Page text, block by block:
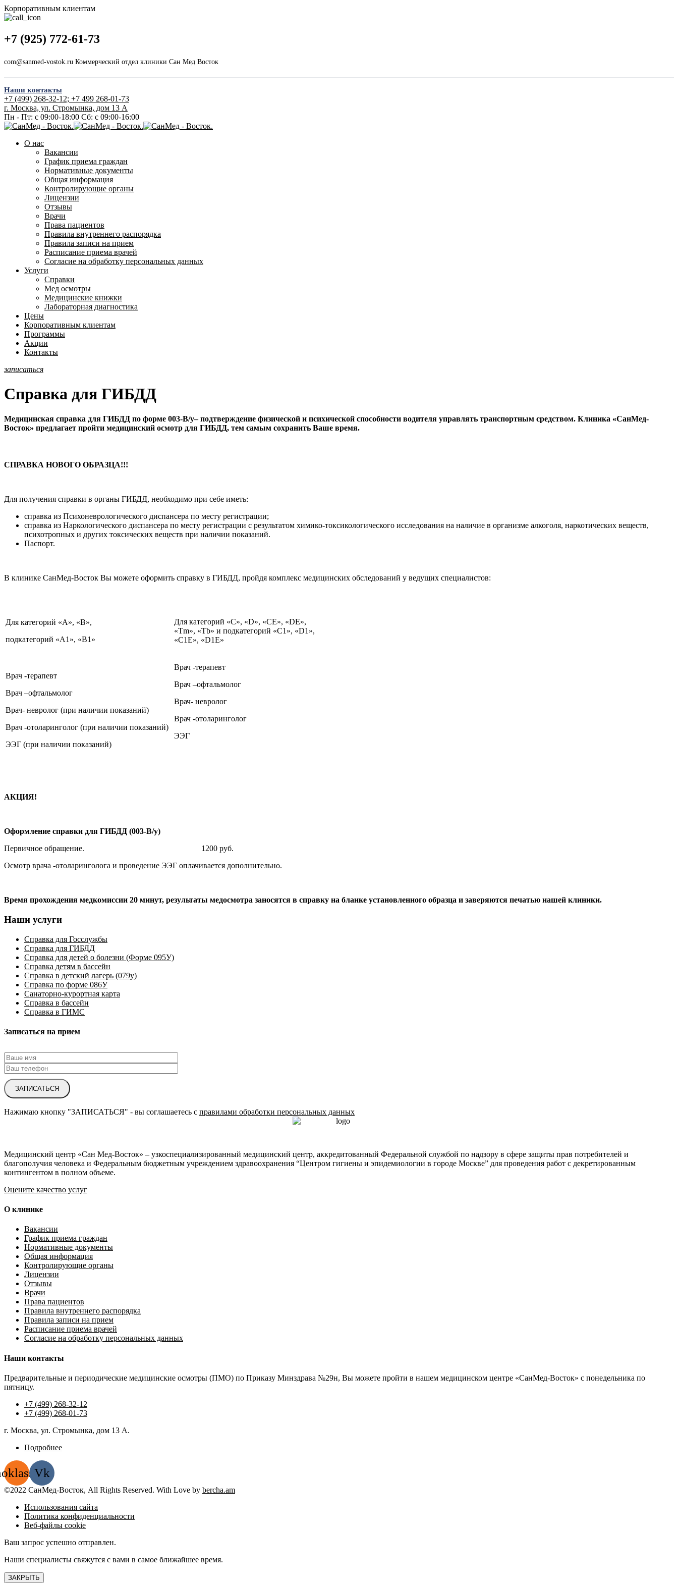
Корпоративным клиентам
+7 (925) 772-61-73
com@sanmed-vostok.ru Коммерческий отдел клиники Сан Мед Восток
Наши контакты
+7 (499) 268-32-12; +7 499 268-01-73
г. Москва, ул. Стромынка, дом 13 А
Пн - Пт: с 09:00-18:00 Сб: с 09:00-16:00
О нас
Вакансии
График приема граждан
Нормативные документы
Общая информация
Контролирующие органы
Лицензии
Отзывы
Врачи
Права пациентов
Правила внутреннего распорядка
Правила записи на прием
Расписание приема врачей
Согласие на обработку персональных данных
Услуги
Справки
Мед осмотры
Медицинские книжки
Лабораторная диагностика
Цены
Корпоративным клиентам
Программы
Акции
Контакты
записаться
Справка для ГИБДД
Медицинская справка для ГИБДД по форме 003-В/у– подтверждение физической и психической способности водителя управлять транспортным средством. Клиника «СанМед-
Восток» предлагает пройти медицинский осмотр для ГИБДД, тем самым сохранить Ваше время.
СПРАВКА НОВОГО ОБРАЗЦА!!!
Для получения справки в органы ГИБДД, необходимо при себе иметь:
справка из Психоневрологического диспансера по месту регистрации;
справка из Наркологического диспансера по месту регистрации с результатом химико-токсикологического исследования на наличие в организме алкоголя, наркотических веществ,
психотропных и других токсических веществ при наличии показаний.
Паспорт.
В клинике СанМед-Восток Вы можете оформить справку в ГИБДД, пройдя комплекс медицинских обследований у ведущих специалистов:
Для категорий «А», «В»,
подкатегорий «А1», «В1»
Для категорий «C», «D», «СЕ», «DЕ»,
«Tm», «Тb» и подкатегорий «С1», «D1»,
«С1Е», «D1E»
Врач -терапевт
Врач –офтальмолог
Врач- невролог (при наличии показаний)
Врач -отоларинголог (при наличии показаний)
ЭЭГ (при наличии показаний)
Врач -терапевт
Врач –офтальмолог
Врач- невролог
Врач -отоларинголог
ЭЭГ
АКЦИЯ!
Оформление справки для ГИБДД (003-В/у)
Первичное обращение. 1200 руб.
Осмотр врача -отоларинголога и проведение ЭЭГ оплачивается дополнительно.
Время прохождения медкомиссии 20 минут, результаты медосмотра заносятся в справку на бланке установленного образца и заверяются печатью нашей клиники.
Наши услуги
Справка для Госслужбы
Справка для ГИБДД
Справка для детей о болезни (Форме 095У)
Справка детям в бассейн
Справка в детский лагерь (079у)
Справка по форме 086У
Санаторно-курортная карта
Справка в бассейн
Справка в ГИМС
Записаться на прием
ЗАПИСАТЬСЯ
Нажимаю кнопку "ЗАПИСАТЬСЯ" - вы соглашаетесь с правилами обработки персональных данных
Медицинский центр «Сан Мед-Восток» – узкоспециализированный медицинский центр, аккредитованный Федеральной службой по надзору в сфере защиты прав потребителей и
благополучия человека и Федеральным бюджетным учреждением здравоохранения “Центром гигиены и эпидемиологии в городе Москве” для проведения работ с декретированным
контингентом в полном объеме.
Оцените качество услуг
О клинике
Вакансии
График приема граждан
Нормативные документы
Общая информация
Контролирующие органы
Лицензии
Отзывы
Врачи
Права пациентов
Правила внутреннего распорядка
Правила записи на прием
Расписание приема врачей
Согласие на обработку персональных данных
Наши контакты
Предварительные и периодические медицинские осмотры (ПМО) по Приказу Минздрава №29н, Вы можете пройти в нашем медицинском центре «СанМед-Восток» с понедельника по
пятницу.
+7 (499) 268-32-12
+7 (499) 268-01-73
г. Москва, ул. Стромынка, дом 13 А.
Подробнее
Vk
©2022 СанМед-Восток, All Rights Reserved. With Love by bercha.am
Использования сайта
Политика конфиденциальности
Веб-файлы cookie
Ваш запрос успешно отправлен.
Наши специалисты свяжутся с вами в самое ближайшее время.
ЗАКРЫТЬ